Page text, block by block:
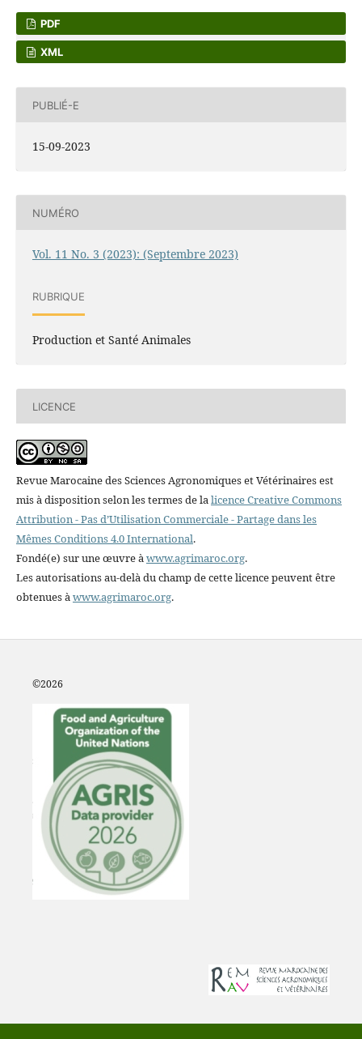
PDF
XML
PUBLIÉ-E
15-09-2023
NUMÉRO
Vol. 11 No. 3 (2023): (Septembre 2023)
RUBRIQUE
Production et Santé Animales
LICENCE
Revue Marocaine des Sciences Agronomiques et Vétérinaires est
mis à disposition selon les termes de lalicence Creative Commons
Attribution - Pas d’Utilisation Commerciale - Partage dans les
Mêmes Conditions 4.0 International.
Fondé(e) sur une œuvre àwww.agrimaroc.org.
Les autorisations au-delà du champ de cette licence peuvent être
obtenues àwww.agrimaroc.org.
©2026